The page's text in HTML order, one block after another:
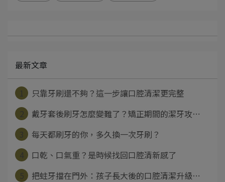
最新文章
只靠牙刷還不夠？這一步讓口腔清潔更完整
戴牙套後刷牙怎麼變難了？矯正期間的潔牙攻⋯
每天都刷牙的你，多久換一次牙刷？
口乾、口氣重？是時候找回口腔清新感了
把蛀牙擋在門外：孩子長大後的口腔清潔升級⋯